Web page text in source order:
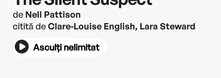
de Nell Pattison
citită deClare-Louise English, Lara Steward
Asculți nelimitat